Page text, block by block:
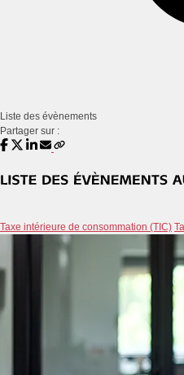
Liste des évènements
Partager sur :
Taxe intérieure de consommation (TIC)